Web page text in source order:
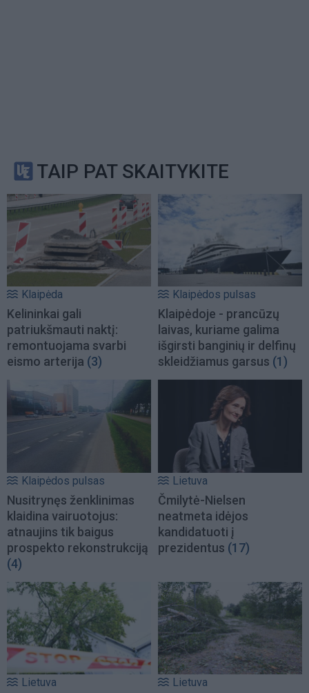
TAIP PAT SKAITYKITE
Klaipėda
Kelininkai gali
patriukšmauti naktį:
remontuojama svarbi
eismo arterija (3)
Klaipėdos pulsas
Klaipėdoje - prancūzų
laivas, kuriame galima
išgirsti banginių ir delfinų
skleidžiamus garsus (1)
Klaipėdos pulsas
Nusitrynęs ženklinimas
klaidina vairuotojus:
atnaujins tik baigus
prospekto rekonstrukciją
(4)
Lietuva
Čmilytė-Nielsen
neatmeta idėjos
kandidatuoti į
prezidentus (17)
Lietuva Lietuva